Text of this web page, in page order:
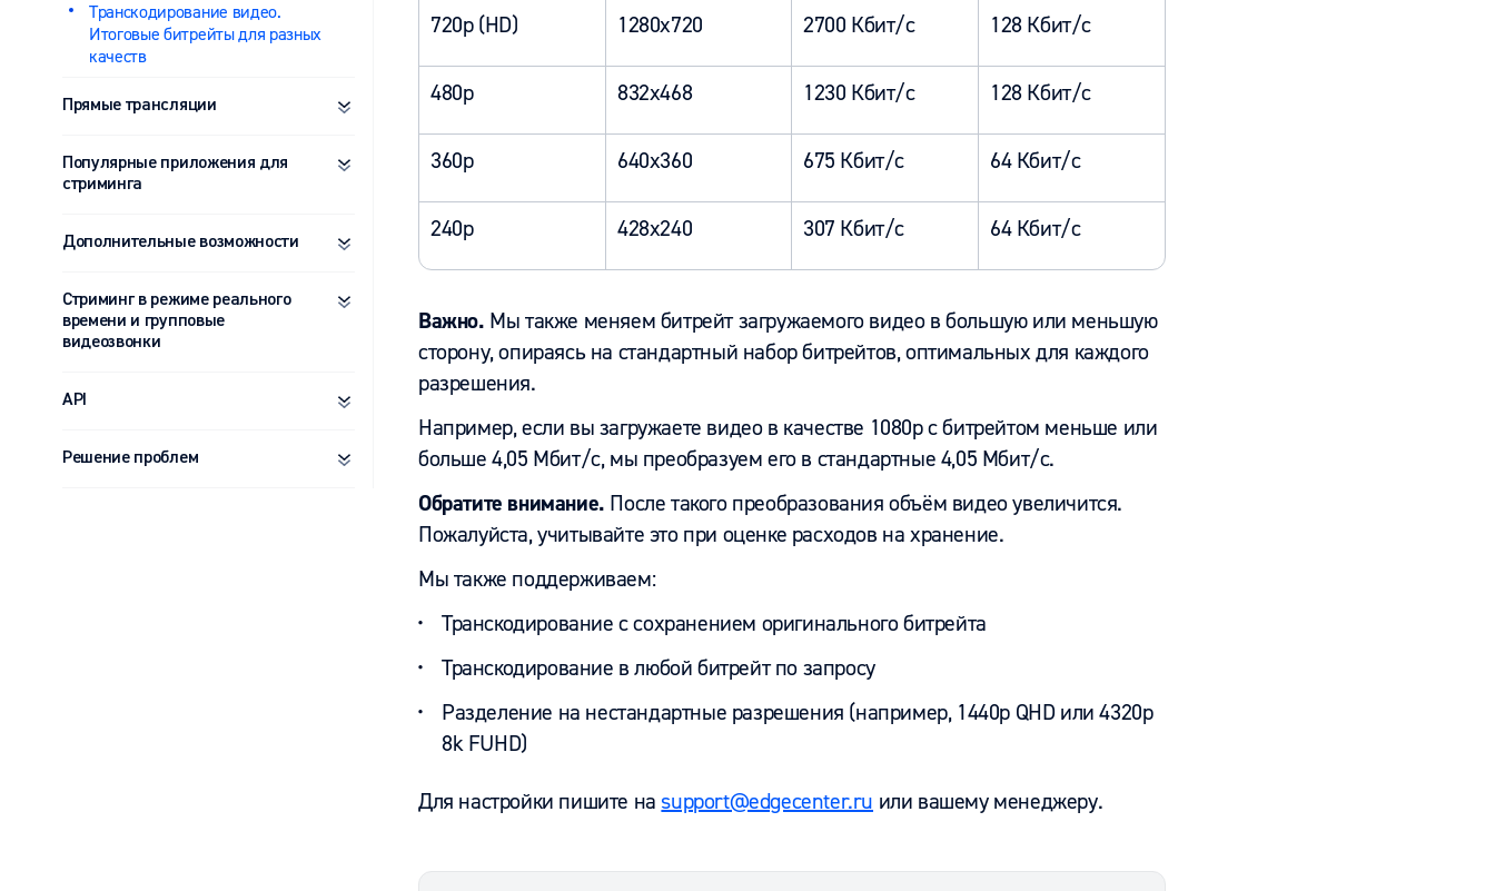
Транскодирование видео.
Итоговые битрейты для разных
качеств
Прямые трансляции
Популярные приложения для
стриминга
Дополнительные возможности
Стриминг в режиме реального
времени и групповые
видеозвонки
API
Решение проблем
720p (HD) 1280x720 2700 Кбит/с 128 Кбит/с
480p 832x468 1230 Кбит/с 128 Кбит/с
360p 640x360 675 Кбит/с 64 Кбит/с
240p 428x240 307 Кбит/с 64 Кбит/с
Важно. Мы также меняем битрейт загружаемого видео в большую или меньшую
сторону, опираясь на стандартный набор битрейтов, оптимальных для каждого
разрешения.
Например, если вы загружаете видео в качестве 1080р с битрейтом меньше или
больше 4,05 Мбит/с, мы преобразуем его в стандартные 4,05 Мбит/с.
Обратите внимание. После такого преобразования объём видео увеличится.
Пожалуйста, учитывайте это при оценке расходов на хранение.
Мы также поддерживаем:
Транскодирование с сохранением оригинального битрейта
Транскодирование в любой битрейт по запросу
Разделение на нестандартные разрешения (например, 1440p QHD или 4320p
8k FUHD)
Для настройки пишите на support@edgecenter.ru или вашему менеджеру.